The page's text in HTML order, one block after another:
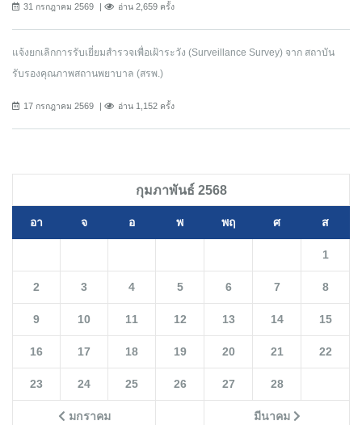
31 กรกฎาคม 2569 อ่าน 2,659 ครั้ง
แจ้งยกเลิกการรับเยี่ยมสำรวจเพื่อเฝ้าระวัง (Surveillance Survey) จาก สถาบัน
รับรองคุณภาพสถานพยาบาล (สรพ.)
17 กรกฎาคม 2569 อ่าน 1,152 ครั้ง
กุมภาพันธ์ 2568
อา จ อ พ พฤ ศ ส
มกราคม มีนาคม
1
2 3 4 5 6 7 8
9 10 11 12 13 14 15
16 17 18 19 20 21 22
23 24 25 26 27 28